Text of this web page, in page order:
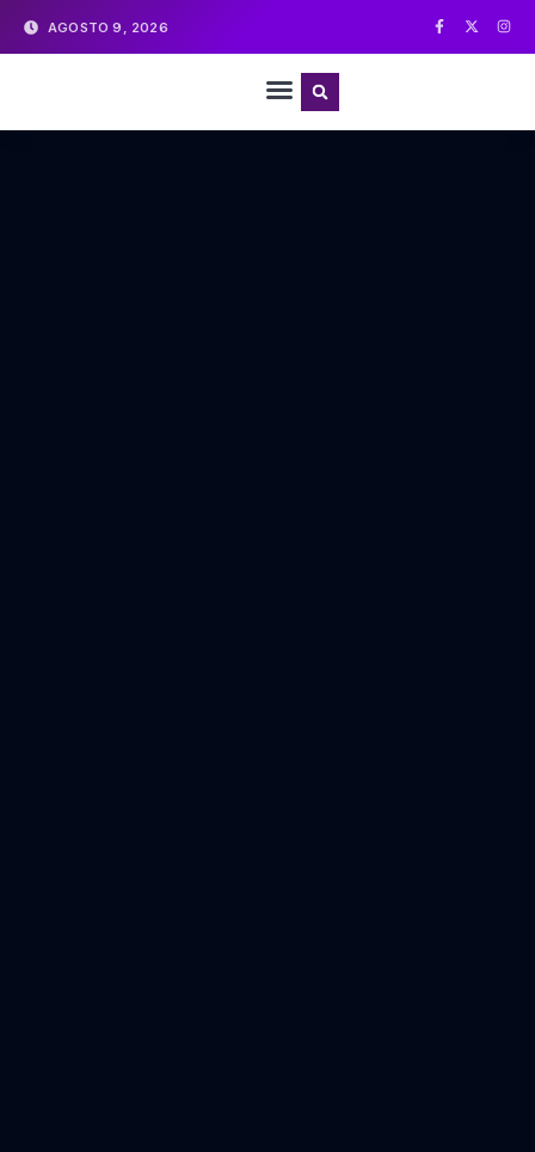
AGOSTO 9, 2026